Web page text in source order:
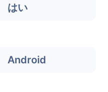
はい
Android